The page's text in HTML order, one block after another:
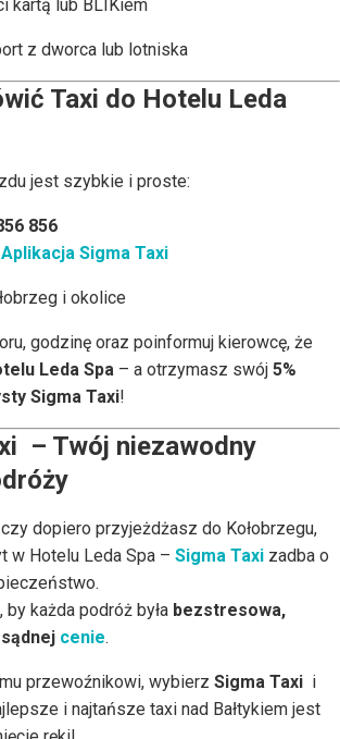
kartą lub BLIKiem
z dworca lub lotniska
Taxi do Hotelu Leda
jest szybkie i proste:
856
Aplikacja Sigma Taxi
i okolice
godzinę oraz poinformuj kierowcę, że
Leda Spa – a otrzymasz swój 5%
Sigma Taxi!
– Twój niezawodny
dopiero przyjeżdżasz do Kołobrzegu,
w Hotelu Leda Spa – Sigma Taxi zadba o
każda podróż była bezstresowa,
cenie.
przewoźnikowi, wybierz Sigma Taxi i
i najtańsze taxi nad Bałtykiem jest